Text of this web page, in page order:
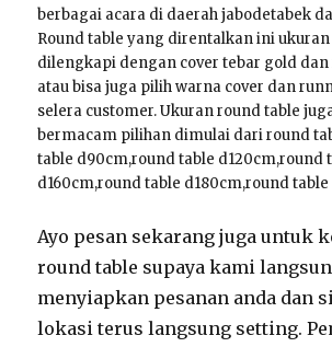
berbagai acara di daerah jabodetabek
Round table yang direntalkan ini ukuran
dilengkapi dengan cover tebar gold
atau bisa juga pilih warna cover dan
selera customer. Ukuran round table
bermacam pilihan dimulai dari round
table d90cm,round table d120cm,round
d160cm,round table d180cm,round
Ayo pesan sekarang juga untuk
round table supaya kami
menyiapkan pesanan anda dan
lokasi terus langsung setting.